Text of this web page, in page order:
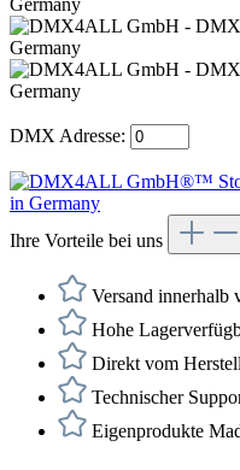
DMX Adresse:
Ihre Vorteile bei uns
Versand
Hohe
Direkt vom
Technischer
Eigenprodukte